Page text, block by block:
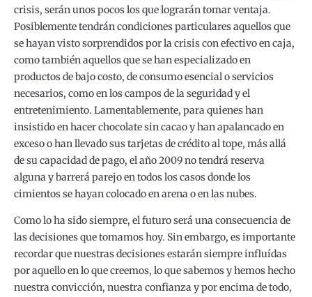
crisis, serán unos pocos los que lograrán tomar ventaja.
Posiblemente tendrán condiciones particulares aquellos que
se hayan visto sorprendidos por la crisis con efectivo en caja,
como también aquellos que se han especializado en
productos de bajo costo, de consumo esencial o servicios
necesarios, como en los campos de la seguridad y el
entretenimiento. Lamentablemente, para quienes han
insistido en hacer chocolate sin cacao y han apalancado en
exceso o han llevado sus tarjetas de crédito al tope, más allá
de su capacidad de pago, el año 2009 no tendrá reserva
alguna y barrerá parejo en todos los casos donde los
cimientos se hayan colocado en arena o en las nubes.
Como lo ha sido siempre, el futuro será una consecuencia de
las decisiones que tomamos hoy. Sin embargo, es importante
recordar que nuestras decisiones estarán siempre influídas
por aquello en lo que creemos, lo que sabemos y hemos hecho
nuestra convicción, nuestra confianza y por encima de todo,